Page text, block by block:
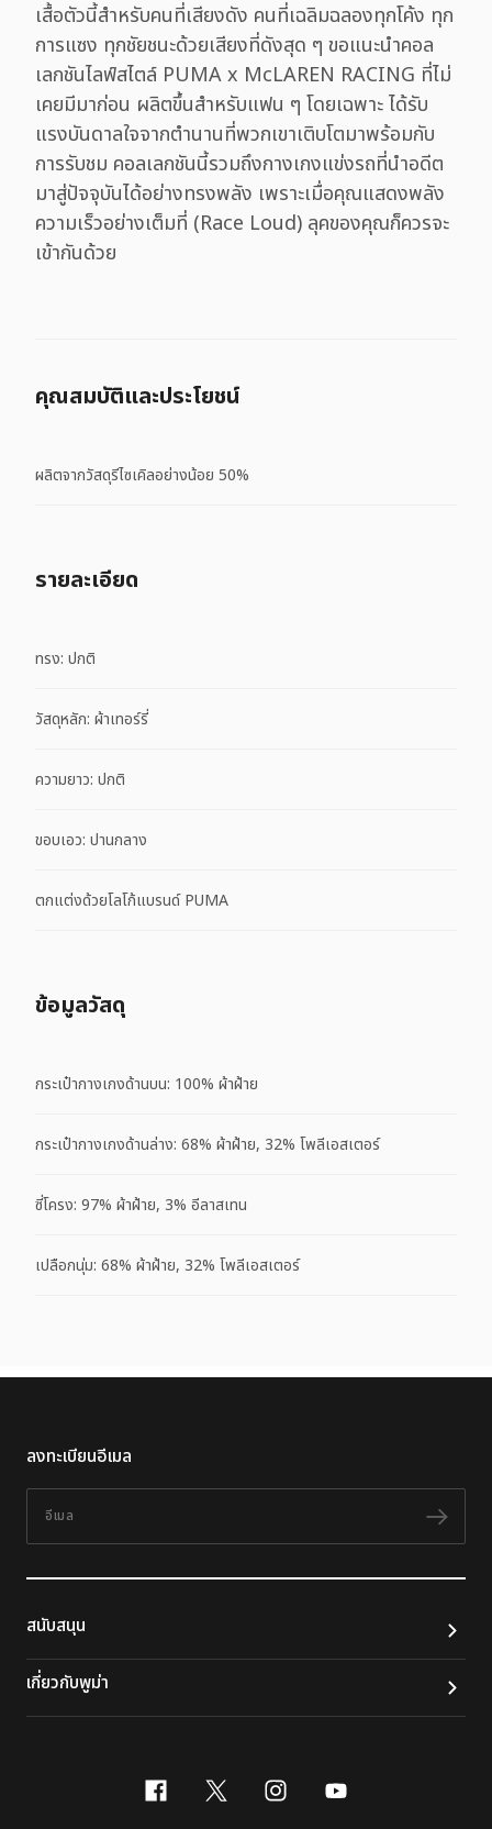
เสื้อตัวนี้สำหรับคนที่เสียงดัง คนที่เฉลิมฉลองทุกโค้ง ทุก
การแซง ทุกชัยชนะด้วยเสียงที่ดังสุด ๆ ขอแนะนำคอล
เลกชันไลฟ์สไตล์ PUMA x McLAREN RACING ที่ไม่
เคยมีมาก่อน ผลิตขึ้นสำหรับแฟน ๆ โดยเฉพาะ ได้รับ
แรงบันดาลใจจากตำนานที่พวกเขาเติบโตมาพร้อมกับ
การรับชม คอลเลกชันนี้รวมถึงกางเกงแข่งรถที่นำอดีต
มาสู่ปัจจุบันได้อย่างทรงพลัง เพราะเมื่อคุณแสดงพลัง
ความเร็วอย่างเต็มที่ (Race Loud) ลุคของคุณก็ควรจะ
เข้ากันด้วย
คุณสมบัติและประโยชน์
ผลิตจากวัสดุรีไซเคิลอย่างน้อย 50%
รายละเอียด
ทรง: ปกติ
วัสดุหลัก: ผ้าเทอร์รี่
ความยาว: ปกติ
ขอบเอว: ปานกลาง
ตกแต่งด้วยโลโก้แบรนด์ PUMA
ข้อมูลวัสดุ
กระเป๋ากางเกงด้านบน: 100% ผ้าฝ้าย
กระเป๋ากางเกงด้านล่าง: 68% ผ้าฝ้าย, 32% โพลีเอสเตอร์
ซี่โครง: 97% ผ้าฝ้าย, 3% อีลาสเทน
เปลือกนุ่ม: 68% ผ้าฝ้าย, 32% โพลีเอสเตอร์
ลงทะเบียนอีเมล
ติดต
สนับสนุน
เกี่ยวกับพูม่า
facebook
x-twitter
instagram
youtube